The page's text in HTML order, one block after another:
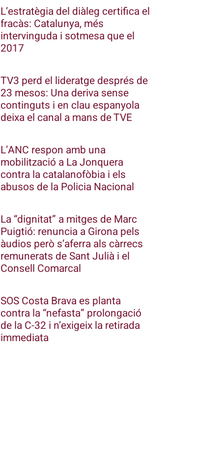
L’estratègia del diàleg certifica el
fracàs: Catalunya, més
intervinguda i sotmesa que el
2017
TV3 perd el lideratge després de
23 mesos: Una deriva sense
continguts i en clau espanyola
deixa el canal a mans de TVE
L’ANC respon amb una
mobilització a La Jonquera
contra la catalanofòbia i els
abusos de la Policia Nacional
La “dignitat” a mitges de Marc
Puigtió: renuncia a Girona pels
àudios però s’aferra als càrrecs
remunerats de Sant Julià i el
Consell Comarcal
SOS Costa Brava es planta
contra la “nefasta” prolongació
de la C-32 i n’exigeix la retirada
immediata